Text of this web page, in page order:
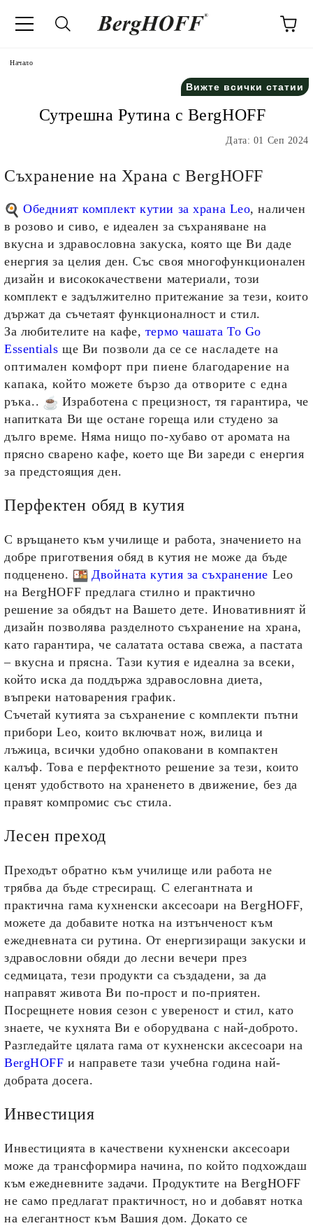
Начало
Вижте всички статии
Сутрешна Рутина с BergHOFF
Дата: 01 Сеп 2024
Съхранение на Храна с BergHOFF
Обедният комплект кутии за храна Leo, наличен
в розово и сиво, е идеален за съхраняване на
вкусна и здравословна закуска, която ще Ви даде
енергия за целия ден. Със своя многофункционален
дизайн и висококачествени материали, този
комплект е задължително притежание за тези, които
държат да съчетаят функционалност и стил.
За любителите на кафе, термо чашата To Go
Essentials ще Ви позволи да сесе насладете на
оптимален комфорт при пиене благодарение на
капака, който можете бързо да отворите с една
ръка..
Изработена с прецизност, тя гарантира, че
напитката Ви ще остане гореща или студено за
дълго време. Няма нищо по-хубаво от аромата на
прясно сварено кафе, което ще Ви зареди с енергия
за предстоящия ден.
Перфектен обяд в кутия
С връщането към училище и работа, значението на
добре приготвения обяд в кутия не може да бъде
подценено.
Двойната кутия за съхранение Leo
на BergHOFF предлага стилно и практично
решение за обядът на Вашето дете. Иновативният й
дизайн позволява разделното съхранение на храна,
като гарантира, че салатата остава свежа, а пастата
– вкусна и прясна. Тази кутия е идеална за всеки,
който иска да поддържа здравословна диета,
въпреки натоварения график.
Съчетай кутията за съхранение с комплекти пътни
прибори Leo, които включват нож, вилица и
лъжица, всички удобно опаковани в компактен
калъф. Това е перфектното решение за тези, които
ценят удобството на храненето в движение, без да
правят компромис със стила.
Лесен преход
Преходът обратно към училище или работа не
трябва да бъде стресиращ. С елегантната и
практична гама кухненски аксесоари на BergHOFF,
можете да добавите нотка на изтънченост към
ежедневната си рутина. От енергизиращи закуски и
здравословни обяди до лесни вечери през
седмицата, тези продукти са създадени, за да
направят живота Ви по-прост и по-приятен.
Посрещнете новия сезон с увереност и стил, като
знаете, че кухнята Ви е оборудвана с най-доброто.
Разгледайте цялата гама от кухненски аксесоари на
BergHOFF и направете тази учебна година най-
добрата досега.
Инвестиция
Инвестицията в качествени кухненски аксесоари
може да трансформира начина, по който подхождаш
към ежедневните задачи. Продуктите на BergHOFF
не само предлагат практичност, но и добавят нотка
на елегантност към Вашия дом. Докато се